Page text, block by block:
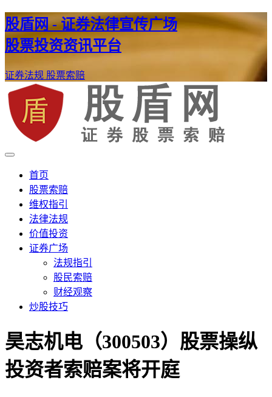
股盾网 - 证券法律宣传广场
股票投资资讯平台
证券法规 股票索赔
股盾网
证券股票维权网
首页
股票索赔
维权指引
法律法规
价值投资
证券广场
法规指引
股民索赔
财经观察
炒股技巧
昊志机电（300503）股票操纵
投资者索赔案将开庭